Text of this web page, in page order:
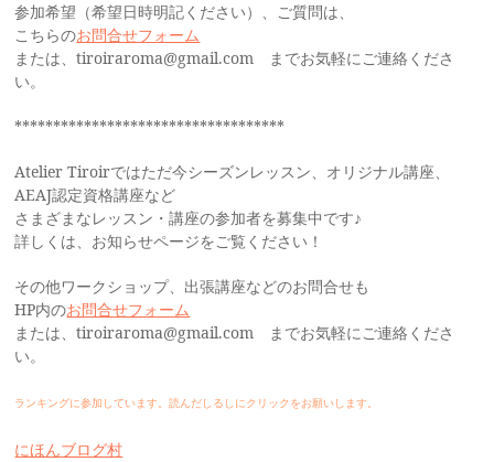
参加希望（希望日時明記ください）、ご質問は、
こちらのお問合せフォーム
または、tiroiraroma@gmail.com までお気軽にご連絡くださ
い。
***********************************
Atelier Tiroirではただ今シーズンレッスン、オリジナル講座、
AEAJ認定資格講座など
さまざまなレッスン・講座の参加者を募集中です♪
詳しくは、お知らせページをご覧ください！
その他ワークショップ、出張講座などのお問合せも
HP内のお問合せフォーム
または、tiroiraroma@gmail.com までお気軽にご連絡くださ
い。
ランキングに参加しています。読んだしるしにクリックをお願いします。
にほんブログ村